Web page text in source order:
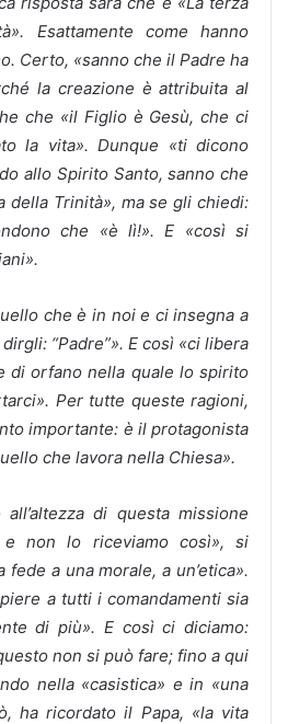
Esattamente come hanno
Certo, «sanno che il Padre ha
la creazione è attribuita al
che «il Figlio è Gesù, che ci
la vita». Dunque «ti dicono
allo Spirito Santo, sanno che
della Trinità», ma se gli chiedi:
che «è lì!». E «così si
che è in noi e ci insegna a
“Padre”». E così «ci libera
di orfano nella quale lo spirito
Per tutte queste ragioni,
importante: è il protagonista
che lavora nella Chiesa».
di questa missione
non lo riceviamo così», si
a una morale, a un’etica».
a tutti i comandamenti sia
di più». E così ci diciamo:
non si può fare; fino a qui
nella «casistica» e in «una
ha ricordato il Papa, «la vita